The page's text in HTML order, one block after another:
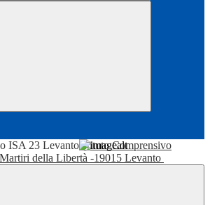
Istituto Comprensivo
della Libertà -19015 Levanto